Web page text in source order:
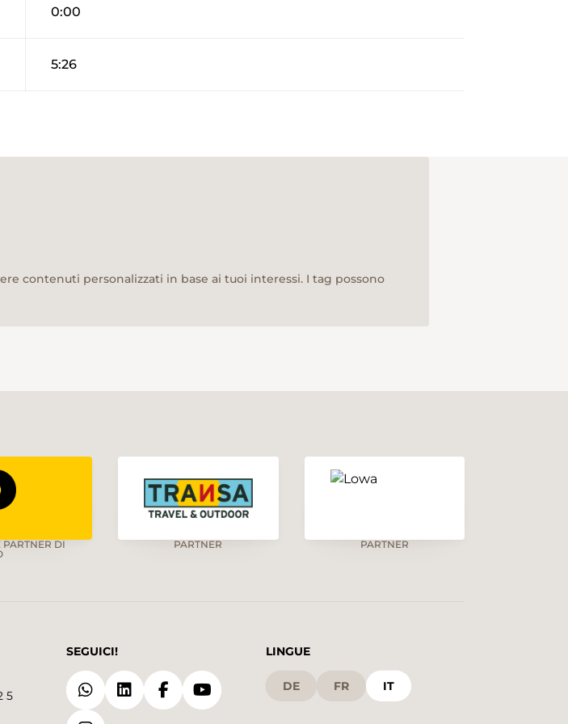
0:00
5:26
contenuti personalizzati in base ai tuoi interessi. I tag possono
PARTNER DI
PARTNER PARTNER
5
SEGUICI! LINGUE
DE FR IT